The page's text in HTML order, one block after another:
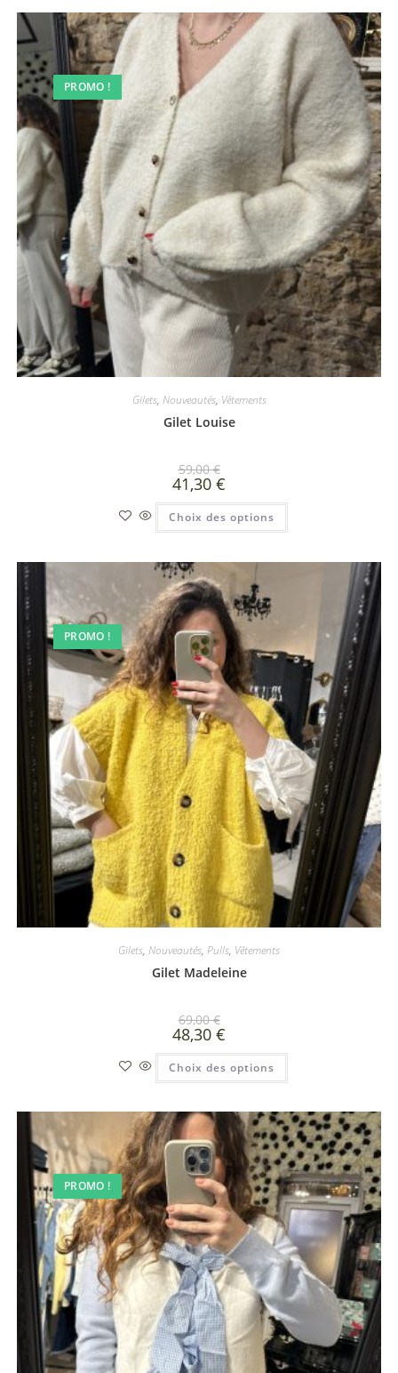
PROMO !
Gilets, Nouveautés, Vêtements
Gilet Louise
59,00€
41,30 €
Choix des options
PROMO !
Gilets, Nouveautés, Pulls, Vêtements
Gilet Madeleine
69,00€
48,30 €
Choix des options
PROMO !